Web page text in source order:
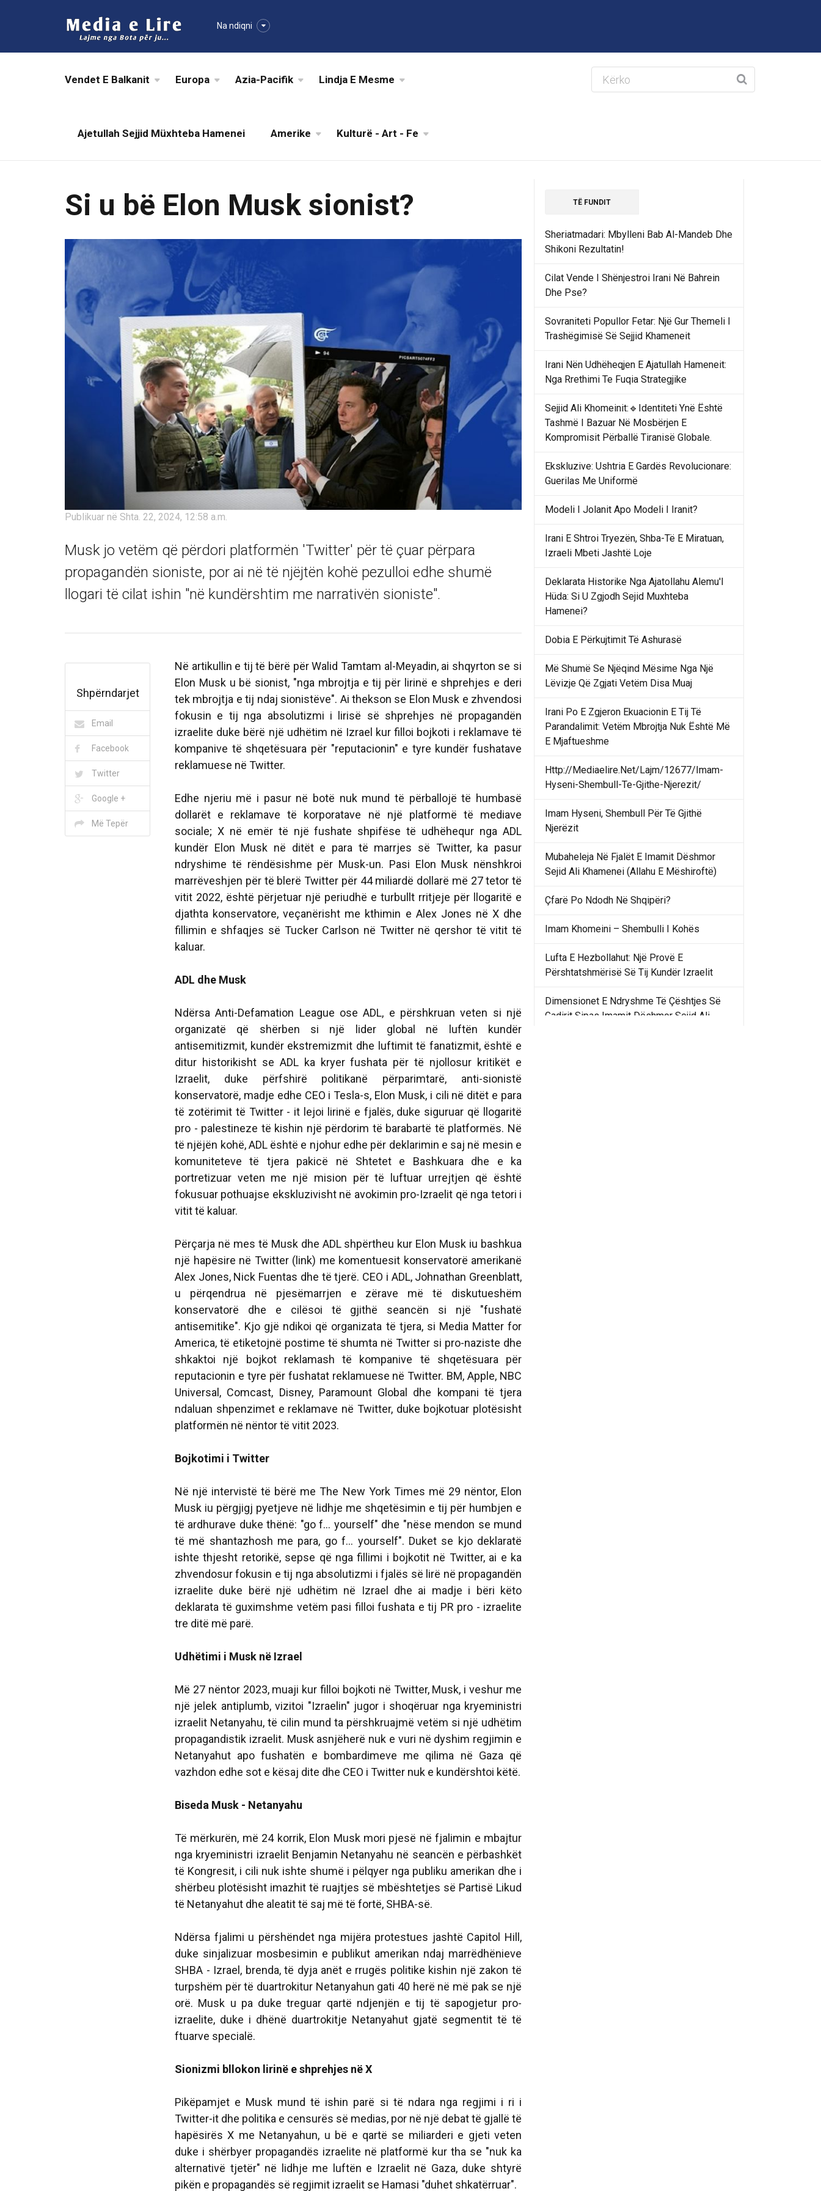
Na ndiqni
Vendet E Balkanit Europa Azia-Pacifik Lindja E Mesme
Ajetullah Sejjid Müxhteba Hamenei Amerike Kulturë - Art - Fe
Si u bë Elon Musk sionist?
Publikuar në Shta. 22, 2024, 12:58 a.m.
Musk jo vetëm që përdori platformën 'Twitter' për të çuar përpara
propagandën sioniste, por ai në të njëjtën kohë pezulloi edhe shumë
llogari të cilat ishin "në kundërshtim me narrativën sioniste".
Shpërndarjet
Email
Facebook
Twitter
Google +
Më Tepër
Në artikullin e tij të bërë për Walid Tamtam al-Meyadin, ai shqyrton se si
Elon Musk u bë sionist, "nga mbrojtja e tij për lirinë e shprehjes e deri
tek mbrojtja e tij ndaj sionistëve". Ai thekson se Elon Musk e zhvendosi
fokusin e tij nga absolutizmi i lirisë së shprehjes në propagandën
izraelite duke bërë një udhëtim në Izrael kur filloi bojkoti i reklamave të
kompanive të shqetësuara për "reputacionin" e tyre kundër fushatave
reklamuese në Twitter.
Edhe njeriu më i pasur në botë nuk mund të përballojë të humbasë
dollarët e reklamave të korporatave në një platformë të mediave
sociale; X në emër të një fushate shpifëse të udhëhequr nga ADL
kundër Elon Musk në ditët e para të marrjes së Twitter, ka pasur
ndryshime të rëndësishme për Musk-un. Pasi Elon Musk nënshkroi
marrëveshjen për të blerë Twitter për 44 miliardë dollarë më 27 tetor të
vitit 2022, është përjetuar një periudhë e turbullt rritjeje për llogaritë e
djathta konservatore, veçanërisht me kthimin e Alex Jones në X dhe
fillimin e shfaqjes së Tucker Carlson në Twitter në qershor të vitit të
kaluar.
ADL dhe Musk
Ndërsa Anti-Defamation League ose ADL, e përshkruan veten si një
organizatë që shërben si një lider global në luftën kundër
antisemitizmit, kundër ekstremizmit dhe luftimit të fanatizmit, është e
ditur historikisht se ADL ka kryer fushata për të njollosur kritikët e
Izraelit, duke përfshirë politikanë përparimtarë, anti-sionistë
konservatorë, madje edhe CEO i Tesla-s, Elon Musk, i cili në ditët e para
të zotërimit të Twitter - it lejoi lirinë e fjalës, duke siguruar që llogaritë
pro - palestineze të kishin një përdorim të barabartë të platformës. Në
të njëjën kohë, ADL është e njohur edhe për deklarimin e saj në mesin e
komuniteteve të tjera pakicë në Shtetet e Bashkuara dhe e ka
portretizuar veten me një mision për të luftuar urrejtjen që është
fokusuar pothuajse ekskluzivisht në avokimin pro-Izraelit që nga tetori i
vitit të kaluar.
Përçarja në mes të Musk dhe ADL shpërtheu kur Elon Musk iu bashkua
një hapësire në Twitter (link) me komentuesit konservatorë amerikanë
Alex Jones, Nick Fuentas dhe të tjerë. CEO i ADL, Johnathan Greenblatt,
u përqendrua në pjesëmarrjen e zërave më të diskutueshëm
konservatorë dhe e cilësoi të gjithë seancën si një "fushatë
antisemitike". Kjo gjë ndikoi që organizata të tjera, si Media Matter for
America, të etiketojnë postime të shumta në Twitter si pro-naziste dhe
shkaktoi një bojkot reklamash të kompanive të shqetësuara për
reputacionin e tyre për fushatat reklamuese në Twitter. BM, Apple, NBC
Universal, Comcast, Disney, Paramount Global dhe kompani të tjera
ndaluan shpenzimet e reklamave në Twitter, duke bojkotuar plotësisht
platformën në nëntor të vitit 2023.
Bojkotimi i Twitter
Në një intervistë të bërë me The New York Times më 29 nëntor, Elon
Musk iu përgjigj pyetjeve në lidhje me shqetësimin e tij për humbjen e
të ardhurave duke thënë: "go f... yourself" dhe "nëse mendon se mund
të më shantazhosh me para, go f... yourself". Duket se kjo deklaratë
ishte thjesht retorikë, sepse që nga fillimi i bojkotit në Twitter, ai e ka
zhvendosur fokusin e tij nga absolutizmi i fjalës së lirë në propagandën
izraelite duke bërë një udhëtim në Izrael dhe ai madje i bëri këto
deklarata të guximshme vetëm pasi filloi fushata e tij PR pro - izraelite
tre ditë më parë.
Udhëtimi i Musk në Izrael
Më 27 nëntor 2023, muaji kur filloi bojkoti në Twitter, Musk, i veshur me
një jelek antiplumb, vizitoi "Izraelin" jugor i shoqëruar nga kryeministri
izraelit Netanyahu, të cilin mund ta përshkruajmë vetëm si një udhëtim
propagandistik izraelit. Musk asnjëherë nuk e vuri në dyshim regjimin e
Netanyahut apo fushatën e bombardimeve me qilima në Gaza që
vazhdon edhe sot e kësaj dite dhe CEO i Twitter nuk e kundërshtoi këtë.
Biseda Musk - Netanyahu
Të mërkurën, më 24 korrik, Elon Musk mori pjesë në fjalimin e mbajtur
nga kryeministri izraelit Benjamin Netanyahu në seancën e përbashkët
të Kongresit, i cili nuk ishte shumë i pëlqyer nga publiku amerikan dhe i
shërbeu plotësisht imazhit të ruajtjes së mbështetjes së Partisë Likud
të Netanyahut dhe aleatit të saj më të fortë, SHBA-së.
Ndërsa fjalimi u përshëndet nga mijëra protestues jashtë Capitol Hill,
duke sinjalizuar mosbesimin e publikut amerikan ndaj marrëdhënieve
SHBA - Izrael, brenda, të dyja anët e rrugës politike kishin një zakon të
turpshëm për të duartrokitur Netanyahun gati 40 herë në më pak se një
orë. Musk u pa duke treguar qartë ndjenjën e tij të sapogjetur pro-
izraelite, duke i dhënë duartrokitje Netanyahut gjatë segmentit të të
ftuarve specialë.
Sionizmi bllokon lirinë e shprehjes në X
Pikëpamjet e Musk mund të ishin parë si të ndara nga regjimi i ri i
Twitter-it dhe politika e censurës së medias, por në një debat të gjallë të
hapësirës X me Netanyahun, u bë e qartë se miliarderi e gjeti veten
duke i shërbyer propagandës izraelite në platformë kur tha se "nuk ka
alternativë tjetër" në lidhje me luftën e Izraelit në Gaza, duke shtyrë
pikën e propagandës së regjimit izraelit se Hamasi "duhet shkatërruar".
TË FUNDIT
Sheriatmadari: Mbylleni Bab Al-Mandeb Dhe
Shikoni Rezultatin!
Cilat Vende I Shënjestroi Irani Në Bahrein
Dhe Pse?
Sovraniteti Popullor Fetar: Një Gur Themeli I
Trashëgimisë Së Sejjid Khameneit
Irani Nën Udhëheqjen E Ajatullah Hameneit:
Nga Rrethimi Te Fuqia Strategjike
Sejjid Ali Khomeinit:🔹Identiteti Ynë Është
Tashmë I Bazuar Në Mosbërjen E
Kompromisit Përballë Tiranisë Globale.
Ekskluzive: Ushtria E Gardës Revolucionare:
Guerilas Me Uniformë
Modeli I Jolanit Apo Modeli I Iranit?
Irani E Shtroi Tryezën, Shba-Të E Miratuan,
Izraeli Mbeti Jashtë Loje
Deklarata Historike Nga Ajatollahu Alemu'l
Hüda: Si U Zgjodh Sejid Muxhteba
Hamenei?
Dobia E Përkujtimit Të Ashurasë
Më Shumë Se Njëqind Mësime Nga Një
Lëvizje Që Zgjati Vetëm Disa Muaj
Irani Po E Zgjeron Ekuacionin E Tij Të
Parandalimit: Vetëm Mbrojtja Nuk Është Më
E Mjaftueshme
Http://Mediaelire.Net/Lajm/12677/Imam-
Hyseni-Shembull-Te-Gjithe-Njerezit/
Imam Hyseni, Shembull Për Të Gjithë
Njerëzit
Mubaheleja Në Fjalët E Imamit Dëshmor
Sejid Ali Khamenei (Allahu E Mëshiroftë)
Çfarë Po Ndodh Në Shqipëri?
Imam Khomeini – Shembulli I Kohës
Lufta E Hezbollahut: Një Provë E
Përshtatshmërisë Së Tij Kundër Izraelit
Dimensionet E Ndryshme Të Çështjes Së
Gadirit Sipas Imamit Dëshmor Sejid Ali